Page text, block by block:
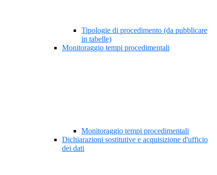
Tipologie di procedimento (da pubblicare
in tabelle)
Monitoraggio tempi procedimentali
Monitoraggio tempi procedimentali
Dichiarazioni sostitutive e acquisizione d'ufficio
dei dati